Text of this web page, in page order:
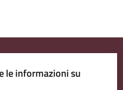
le informazioni su